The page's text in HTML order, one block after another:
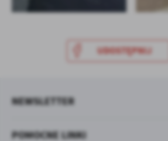
UDOSTĘPNIJ
POMOCNE LINKI
NEWSLETTER